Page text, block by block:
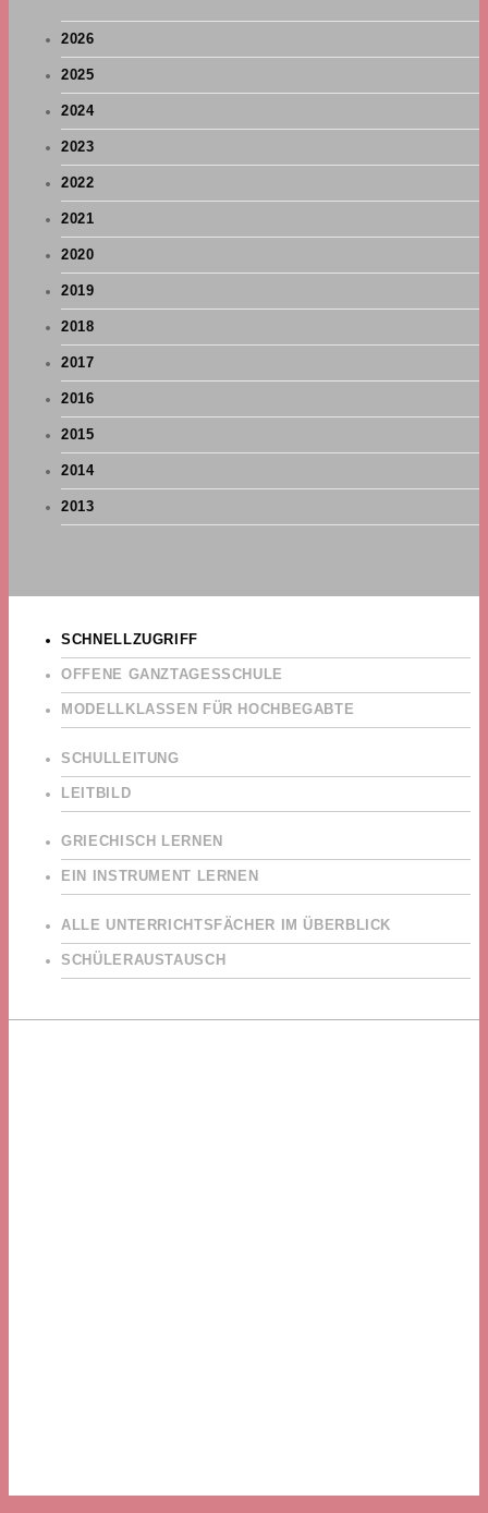
2026
2025
2024
2023
2022
2021
2020
2019
2018
2017
2016
2015
2014
2013
SCHNELLZUGRIFF
OFFENE GANZTAGESSCHULE
MODELLKLASSEN FÜR HOCHBEGABTE
SCHULLEITUNG
LEITBILD
GRIECHISCH LERNEN
EIN INSTRUMENT LERNEN
ALLE UNTERRICHTSFÄCHER IM ÜBERBLICK
SCHÜLERAUSTAUSCH